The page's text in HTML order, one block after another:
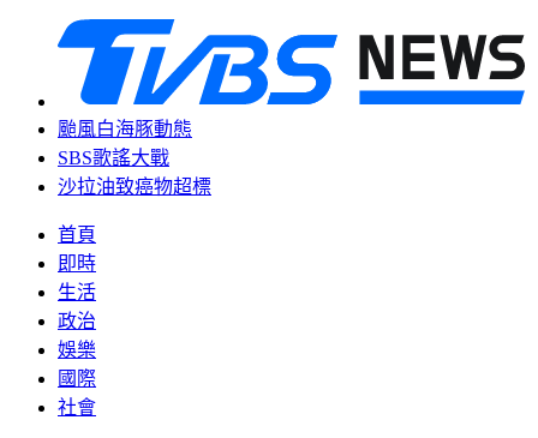
颱風白海豚動態
SBS歌謠大戰
沙拉油致癌物超標
首頁
即時
生活
政治
娛樂
國際
社會